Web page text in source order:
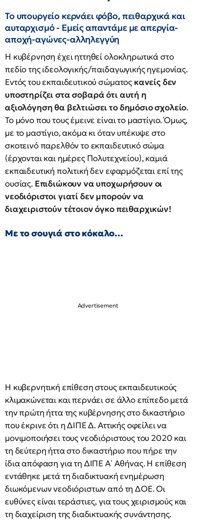
Το υπουργείο κερνάει φόβο, πειθαρχικά και
αυταρχισμό - Εμείς απαντάμε με απεργία-
αποχή-αγώνες-αλληλεγγύη
Η κυβέρνηση έχει ηττηθεί ολοκληρωτικά στο
πεδίο της ιδεολογικής/παιδαγωγικής ηγεμονίας.
Εντός του εκπαιδευτικού σώματος κανείς δεν
υποστηρίζει στα σοβαρά ότι αυτή η
αξιολόγηση θα βελτιώσει το δημόσιο σχολείο.
Το μόνο που τους έμεινε είναι το μαστίγιο. Όμως,
με το μαστίγιο, ακόμα κι όταν υπέκυψε στο
σκοτεινό παρελθόν το εκπαιδευτικό σώμα
(έρχονται και ημέρες Πολυτεχνείου), καμιά
εκπαιδευτική πολιτική δεν εφαρμόζεται επί της
ουσίας. Επιδιώκουν να υποχωρήσουν οι
νεοδιόριστοι γιατί δεν μπορούν να
διαχειριστούν τέτοιον όγκο πειθαρχικών!
Με το σουγιά στο κόκαλο…
Η κυβερνητική επίθεση στους εκπαιδευτικούς
κλιμακώνεται και περνάει σε άλλο επίπεδο μετά
την πρώτη ήττα της κυβέρνησης στο δικαστήριο
που έκρινε ότι η ΔΙΠΕ Δ. Αττικής οφείλει να
μονιμοποιήσει τους νεοδιόριστους του 2020 και
τη δεύτερη ήττα στο δικαστήριο που πήρε την
ίδια απόφαση για τη ΔΙΠΕ Α΄ Αθήνας. Η επίθεση
εντάθηκε μετά τη διαδικτυακή ενημέρωση
διωκόμενων νεοδιόριστων από τη ΔΟΕ. Οι
ευθύνες είναι τεράστιες, για τους χειρισμούς και
τη διαχείριση της διαδικτυακής συνάντησης.